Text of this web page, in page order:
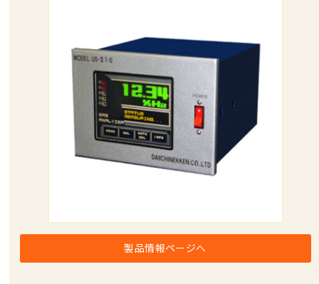
製品情報ページへ